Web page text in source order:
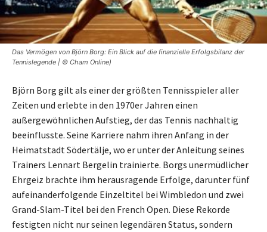
Das Vermögen von Björn Borg: Ein Blick auf die finanzielle Erfolgsbilanz der
Tennislegende | © Cham Online)
Björn Borg gilt als einer der größten Tennisspieler aller
Zeiten und erlebte in den 1970er Jahren einen
außergewöhnlichen Aufstieg, der das Tennis nachhaltig
beeinflusste. Seine Karriere nahm ihren Anfang in der
Heimatstadt Södertälje, wo er unter der Anleitung seines
Trainers Lennart Bergelin trainierte. Borgs unermüdlicher
Ehrgeiz brachte ihm herausragende Erfolge, darunter fünf
aufeinanderfolgende Einzeltitel bei Wimbledon und zwei
Grand-Slam-Titel bei den French Open. Diese Rekorde
festigten nicht nur seinen legendären Status, sondern